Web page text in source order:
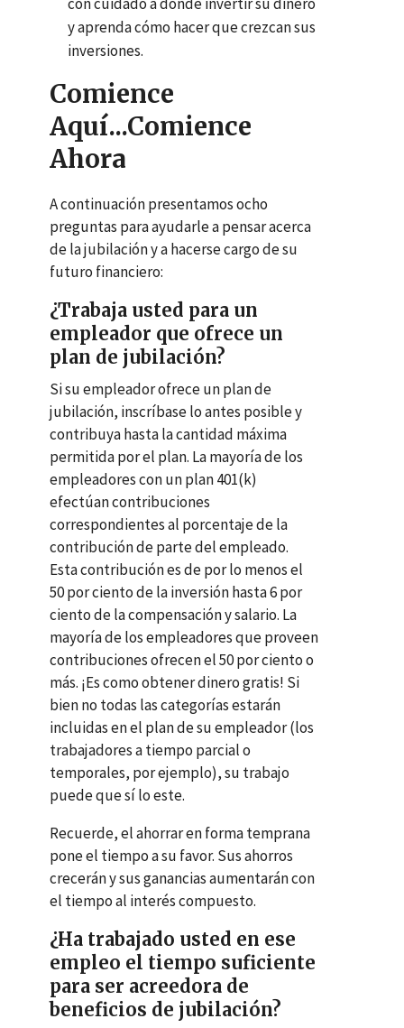
y aprenda cómo hacer que crezcan sus
inversiones.
Comience
Aquí...Comience
Ahora
A continuación presentamos ocho
preguntas para ayudarle a pensar acerca
de la jubilación y a hacerse cargo de su
futuro financiero:
¿Trabaja usted para un
empleador que ofrece un
plan de jubilación?
Si su empleador ofrece un plan de
jubilación, inscríbase lo antes posible y
contribuya hasta la cantidad máxima
permitida por el plan. La mayoría de los
empleadores con un plan401(k)
efectúan contribuciones
correspondientes al porcentaje de la
contribución de parte del empleado.
Esta contribución es de por lo menos el
50 por ciento de la inversión hasta 6 por
ciento de la compensación y salario. La
mayoría de los empleadores que proveen
contribuciones ofrecen el 50 por ciento o
más. ¡Es como obtener dinero gratis! Si
bien no todas las categorías estarán
incluidas en el plan de su empleador (los
trabajadores a tiempo parcial o
temporales, por ejemplo), su trabajo
puede que sí lo este.
Recuerde, el ahorrar en forma temprana
pone el tiempo a su favor. Sus ahorros
crecerán y sus ganancias aumentarán con
el tiempo al interés compuesto.
¿Ha trabajado usted en ese
empleo el tiempo suficiente
para ser acreedora de
beneficios de jubilación?